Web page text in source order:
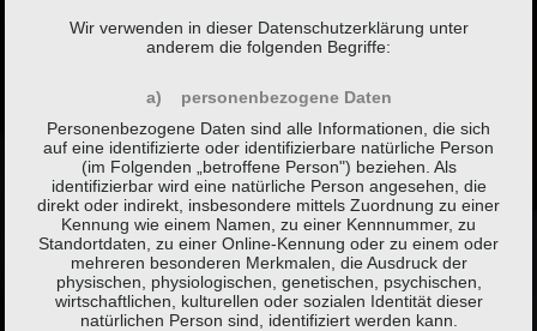
Wir verwenden in dieser Datenschutzerklärung unter
anderem die folgenden Begriffe:
a) personenbezogene Daten
Personenbezogene Daten sind alle Informationen, die sich
auf eine identifizierte oder identifizierbare natürliche Person
(im Folgenden „betroffene Person") beziehen. Als
identifizierbar wird eine natürliche Person angesehen, die
direkt oder indirekt, insbesondere mittels Zuordnung zu einer
Kennung wie einem Namen, zu einer Kennnummer, zu
Standortdaten, zu einer Online-Kennung oder zu einem oder
mehreren besonderen Merkmalen, die Ausdruck der
physischen, physiologischen, genetischen, psychischen,
wirtschaftlichen, kulturellen oder sozialen Identität dieser
natürlichen Person sind, identifiziert werden kann.